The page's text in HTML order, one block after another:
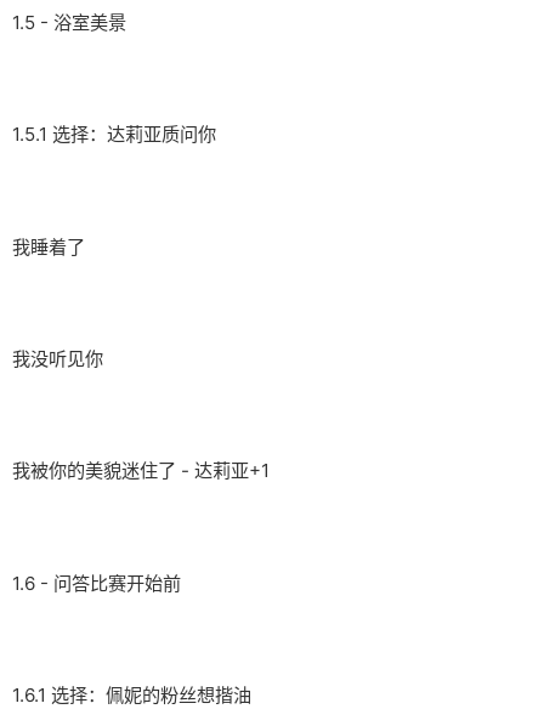
1.5 - 浴室美景
1.5.1 选择：达莉亚质问你
我睡着了
我没听见你
我被你的美貌迷住了 - 达莉亚+1
1.6 - 问答比赛开始前
1.6.1 选择：佩妮的粉丝想揩油